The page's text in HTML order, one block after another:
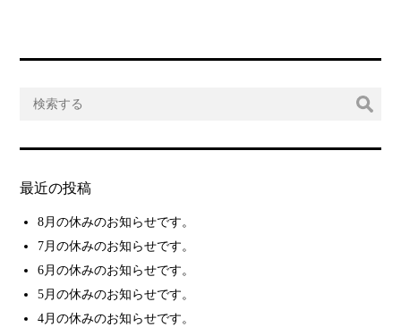
最近の投稿
8月の休みのお知らせです。
7月の休みのお知らせです。
6月の休みのお知らせです。
5月の休みのお知らせです。
4月の休みのお知らせです。